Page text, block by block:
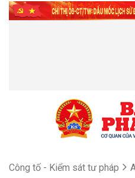
Công tố - Kiểm sát tư pháp